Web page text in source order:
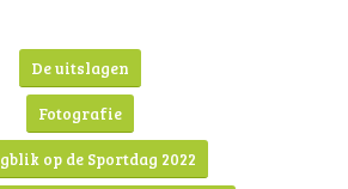
De uitslagen
Fotografie
op de Sportdag 2022